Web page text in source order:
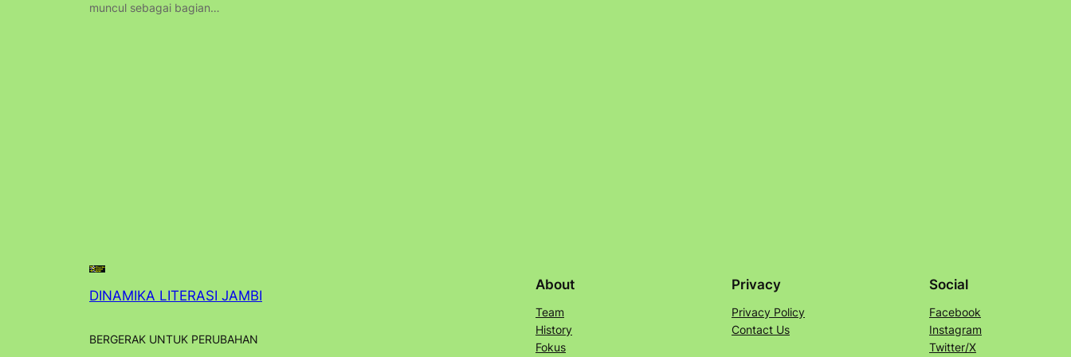
muncul sebagai bagian…
DINAMIKA LITERASI JAMBI
BERGERAK UNTUK PERUBAHAN
About
Team
History
Fokus
Privacy
Privacy Policy
Contact Us
Social
Facebook
Instagram
Twitter/X